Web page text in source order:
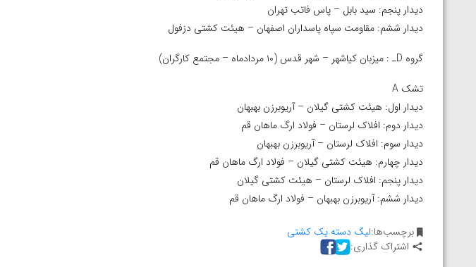
دیدار پنجم: سید بابل – پاس فاتب تهران
دیدار ششم: مقاومت سپاه پاسداران اصفهان – هیئت کشتی دزفول
گروه Dـ : میزبان کیاشهر – شهر قدس (۱۰ مردادماه – مجتمع کارگران)
تشک A
دیدار اول: هیئت کشتی گیلان – آریوبرزن بهبهان
دیدار دوم: افلاک لرستان – فولاد ارگ ماهان قم
دیدار سوم: افلاک لرستان – آریوبرزن بهبهان
دیدار چهارم: هیئت کشتی گیلان – فولاد ارگ ماهان قم
دیدار پنجم: افلاک لرستان – هیئت کشتی گیلان
دیدار ششم: آریوبرزن بهبهان – فولاد ارگ ماهان قم
برچسب‌ها:لیگ دسته یک کشتی
اشتراک گذاری: